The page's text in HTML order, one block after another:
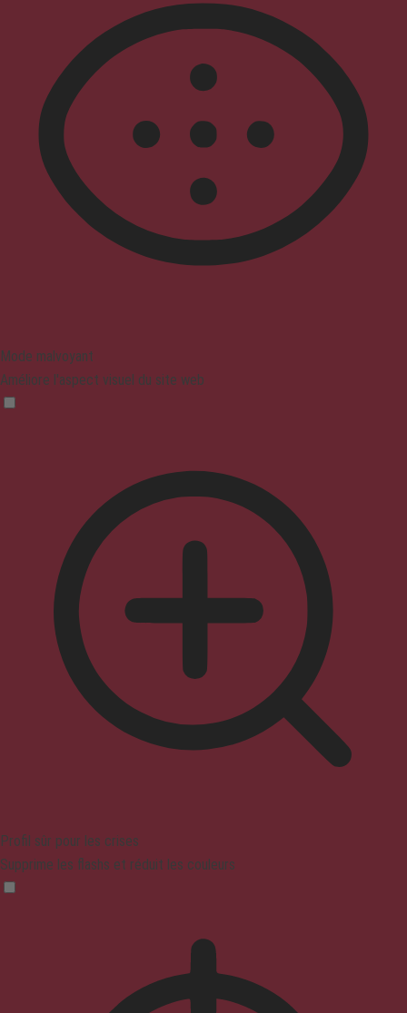
Mode malvoyant
Améliore l'aspect visuel du site web
Profil sûr pour les crises
Supprime les flashs et réduit les couleurs